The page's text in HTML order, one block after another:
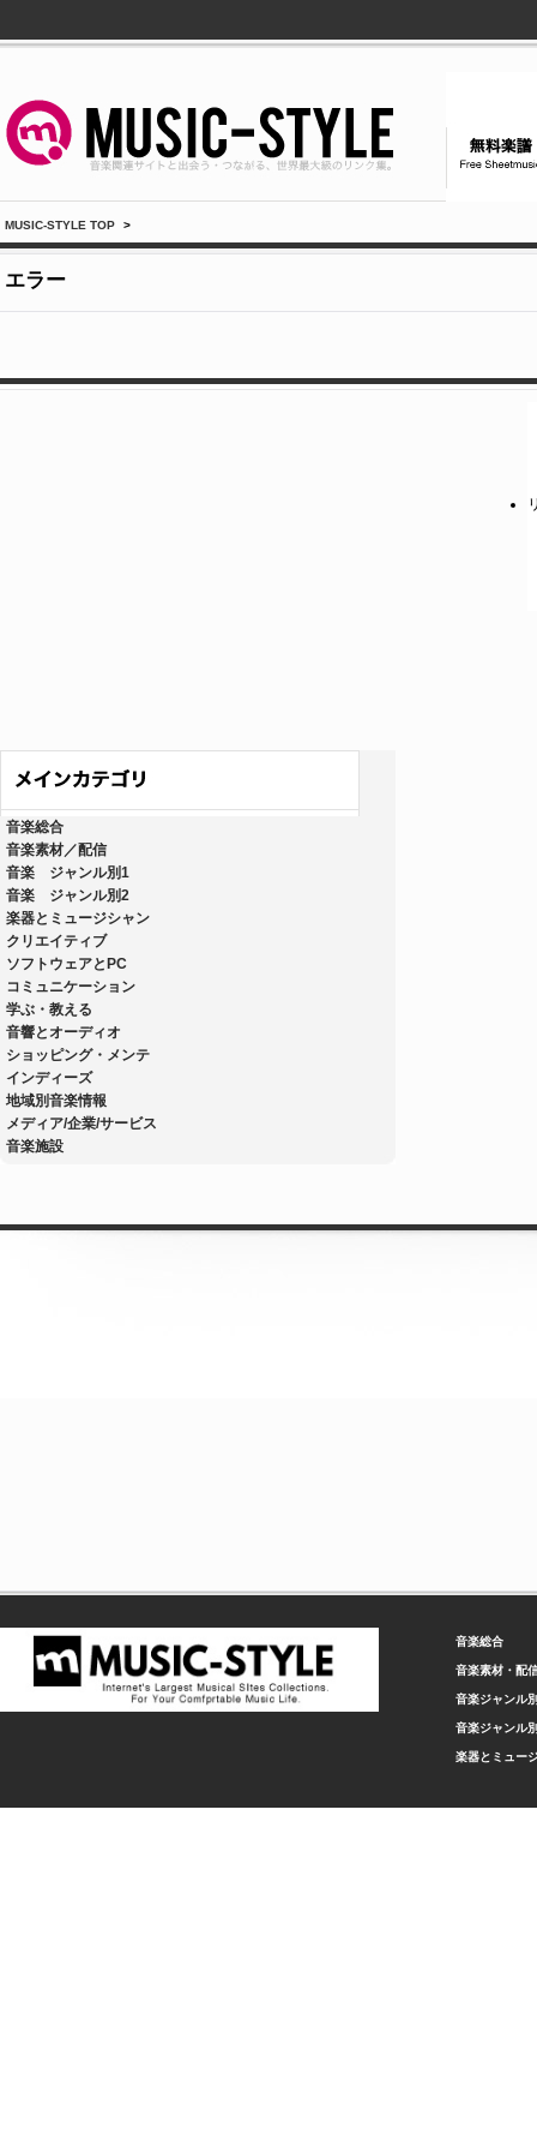
MUSIC-STYLE TOP >
エラー
音楽総合
音楽素材／配信
音楽 ジャンル別1
音楽 ジャンル別2
楽器とミュージシャン
クリエイティブ
ソフトウェアとPC
コミュニケーション
学ぶ・教える
音響とオーディオ
ショッピング・メンテ
インディーズ
地域別音楽情報
メディア/企業/サービス
音楽施設
音楽総合
音楽素材・配
音楽ジャンル
音楽ジャンル
楽器とミュー